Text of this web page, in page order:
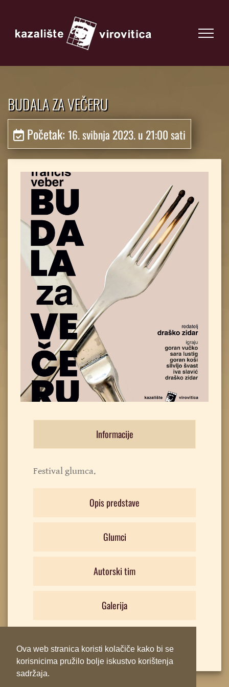
Ova web stranica koristi kolačiče kako bi se
korisnicima pružilo bolje iskustvo korištenja
sadržaja.
BUDALA ZA VEČERU
Početak: 16. svibnja 2023. u 21:00 sati
Informacije
Festival glumca.
Opis predstave
Glumci
Autorski tim
Galerija